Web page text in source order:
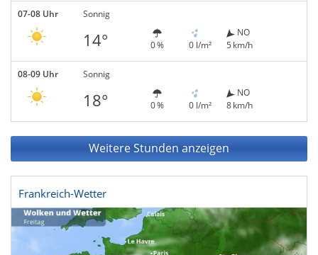
07-08 Uhr Sonnig
14° 0 % 0 l/m²
NO
5 km/h
08-09 Uhr Sonnig
18° 0 % 0 l/m²
NO
8 km/h
Weitere Stunden anzeigen
Frankreich-Wetter